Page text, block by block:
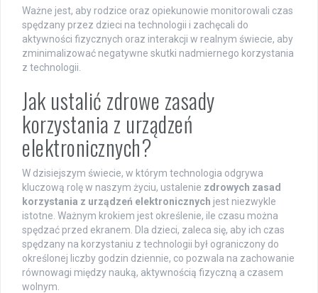
Ważne jest, aby rodzice oraz opiekunowie monitorowali czas
spędzany przez dzieci na technologii i zachęcali do
aktywności fizycznych oraz interakcji w realnym świecie, aby
zminimalizować negatywne skutki nadmiernego korzystania
z technologii.
Jak ustalić zdrowe zasady
korzystania z urządzeń
elektronicznych?
W dzisiejszym świecie, w którym technologia odgrywa
kluczową rolę w naszym życiu, ustalenie zdrowych zasad
korzystania z urządzeń elektronicznych jest niezwykle
istotne. Ważnym krokiem jest określenie, ile czasu można
spędzać przed ekranem. Dla dzieci, zaleca się, aby ich czas
spędzany na korzystaniu z technologii był ograniczony do
określonej liczby godzin dziennie, co pozwala na zachowanie
równowagi między nauką, aktywnością fizyczną a czasem
wolnym.